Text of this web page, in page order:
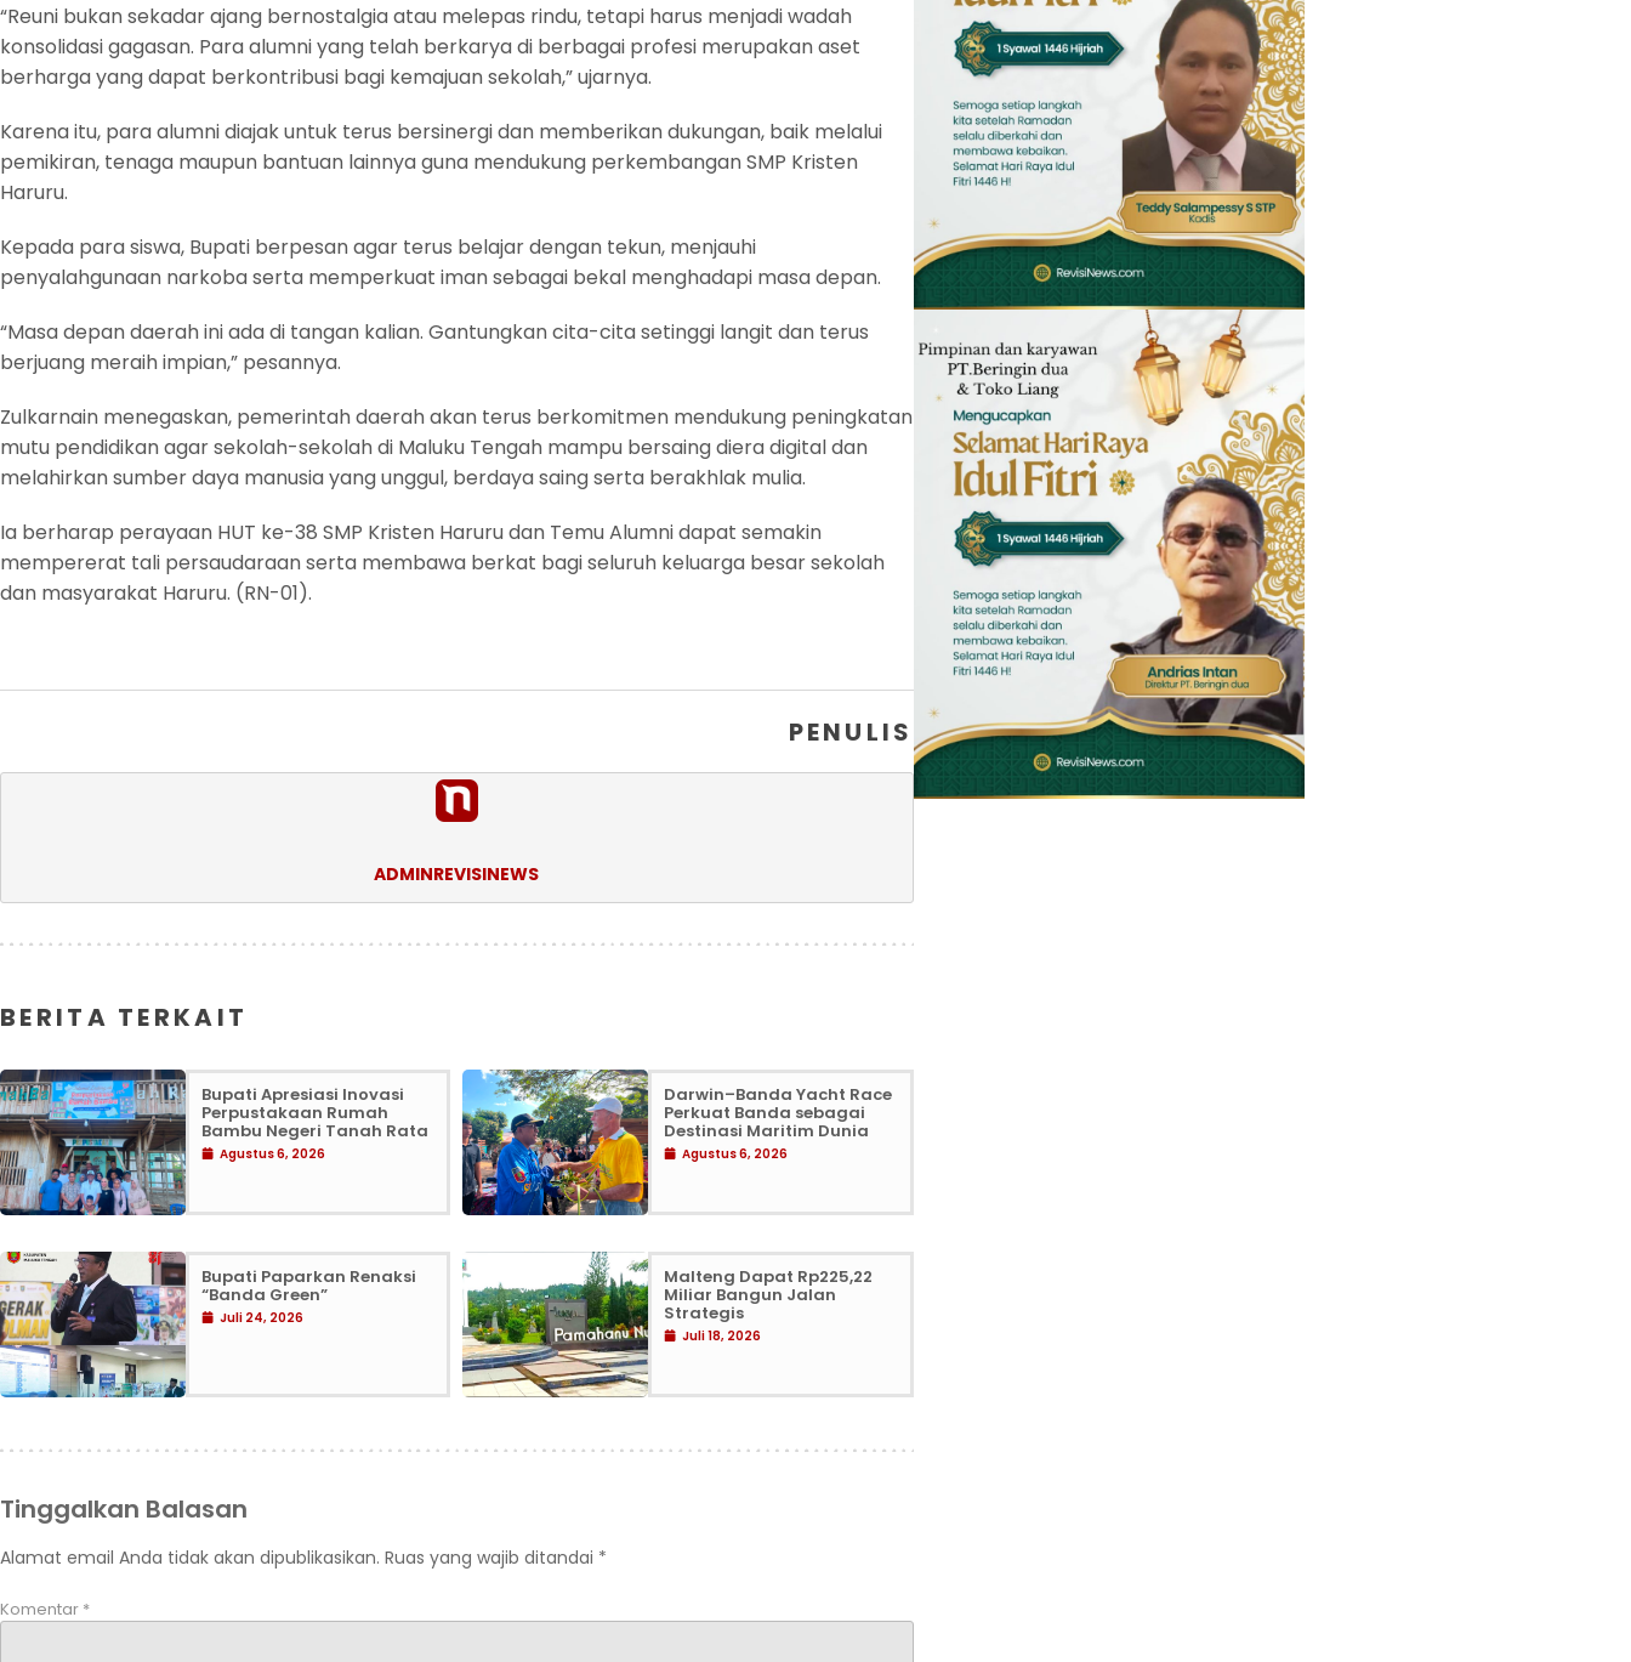
“Reuni bukan sekadar ajang bernostalgia atau melepas rindu, tetapi harus menjadi wadah
konsolidasi gagasan. Para alumni yang telah berkarya di berbagai profesi merupakan aset
berharga yang dapat berkontribusi bagi kemajuan sekolah,” ujarnya.
Karena itu, para alumni diajak untuk terus bersinergi dan memberikan dukungan, baik melalui
pemikiran, tenaga maupun bantuan lainnya guna mendukung perkembangan SMP Kristen
Haruru.
Kepada para siswa, Bupati berpesan agar terus belajar dengan tekun, menjauhi
penyalahgunaan narkoba serta memperkuat iman sebagai bekal menghadapi masa depan.
“Masa depan daerah ini ada di tangan kalian. Gantungkan cita-cita setinggi langit dan terus
berjuang meraih impian,” pesannya.
Zulkarnain menegaskan, pemerintah daerah akan terus berkomitmen mendukung peningkatan
mutu pendidikan agar sekolah-sekolah di Maluku Tengah mampu bersaing diera digital dan
melahirkan sumber daya manusia yang unggul, berdaya saing serta berakhlak mulia.
Ia berharap perayaan HUT ke-38 SMP Kristen Haruru dan Temu Alumni dapat semakin
mempererat tali persaudaraan serta membawa berkat bagi seluruh keluarga besar sekolah
dan masyarakat Haruru. (RN-01).
PENULIS
ADMINREVISINEWS
BERITA TERKAIT
Bupati Apresiasi Inovasi
Perpustakaan Rumah
Bambu Negeri Tanah Rata
Agustus 6, 2026
Darwin–Banda Yacht Race
Perkuat Banda sebagai
Destinasi Maritim Dunia
Agustus 6, 2026
Bupati Paparkan Renaksi
“Banda Green”
Juli 24, 2026
Malteng Dapat Rp225,22
Miliar Bangun Jalan
Strategis
Juli 18, 2026
Tinggalkan Balasan
Alamat email Anda tidak akan dipublikasikan. Ruas yang wajib ditandai *
Komentar *